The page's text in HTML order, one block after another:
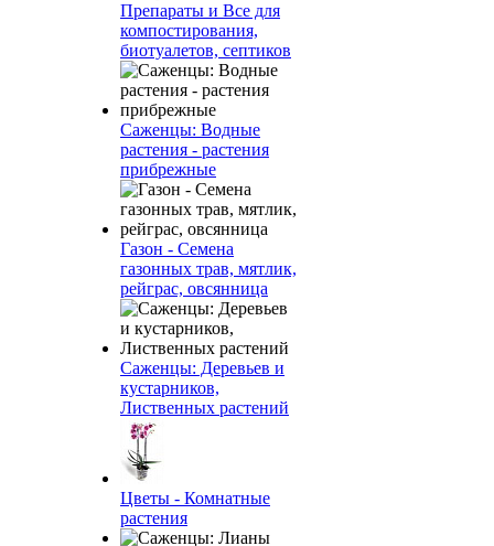
Препараты и Все для
компостирования,
биотуалетов, септиков
Саженцы: Водные
растения - растения
прибрежные
Газон - Семена
газонных трав, мятлик,
рейграс, овсянница
Саженцы: Деревьев и
кустарников,
Лиственных растений
Цветы - Комнатные
растения